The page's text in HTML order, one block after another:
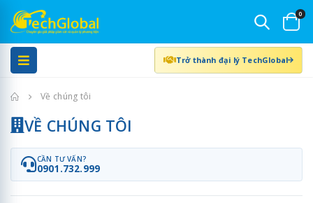
0
Trở thành đại lý TechGlobal
Trang chủVề chúng tôi
VỀ CHÚNG TÔI
CẦN TƯ VẤN?
0901.732.999